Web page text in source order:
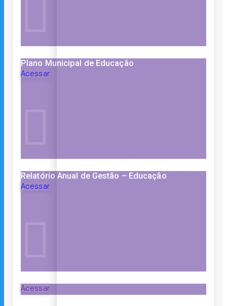
Plano Municipal de Educação
Acessar
Relatório Anual de Gestão – Educação
Acessar
Acessar